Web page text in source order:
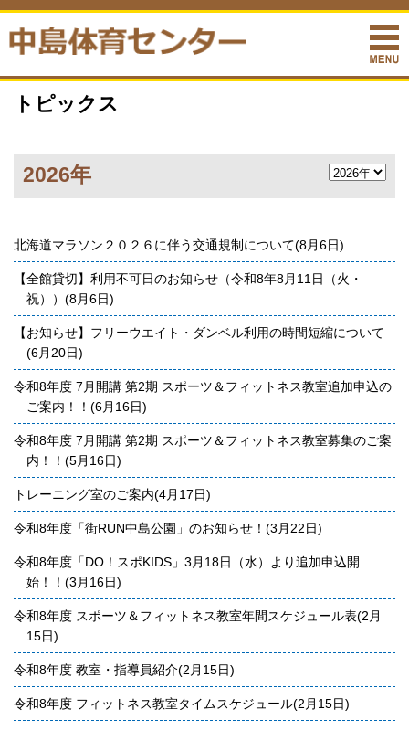
トピックス
2026年
北海道マラソン２０２６に伴う交通規制について(8月6日)
【全館貸切】利用不可日のお知らせ（令和8年8月11日（火・
祝））(8月6日)
【お知らせ】フリーウエイト・ダンベル利用の時間短縮について
(6月20日)
令和8年度 7月開講 第2期 スポーツ＆フィットネス教室追加申込の
ご案内！！(6月16日)
令和8年度 7月開講 第2期 スポーツ＆フィットネス教室募集のご案
内！！(5月16日)
トレーニング室のご案内(4月17日)
令和8年度「街RUN中島公園」のお知らせ！(3月22日)
令和8年度「DO！スポKIDS」3月18日（水）より追加申込開
始！！(3月16日)
令和8年度 スポーツ＆フィットネス教室年間スケジュール表(2月
15日)
令和8年度 教室・指導員紹介(2月15日)
令和8年度 フィットネス教室タイムスケジュール(2月15日)